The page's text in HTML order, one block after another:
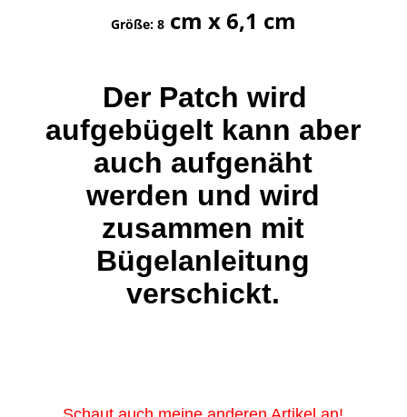
Größe: 8 cm x 6,1 cm
Der Patch wird
aufgebügelt kann aber
auch aufgenäht
werden und wird
zusammen mit
Bügelanleitung
verschickt.